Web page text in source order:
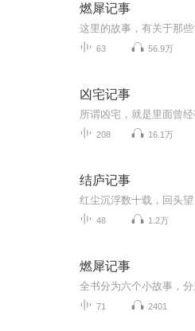
燃犀记事
63 56.9万
凶宅记事
208 16.1万
结庐记事
48 1.2万
燃犀记事
71 2401